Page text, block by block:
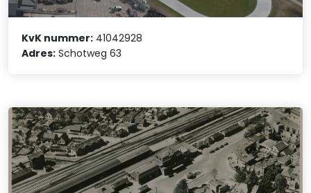
KvK nummer: 41042928
Adres: Schotweg 63